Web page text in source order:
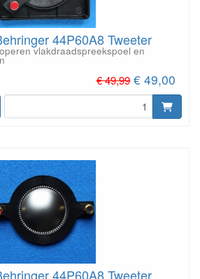
44P60A8 Tweeter
vlakdraadspreekspoel en
€ 49,99 € 49,00
44P60A8 Tweeter